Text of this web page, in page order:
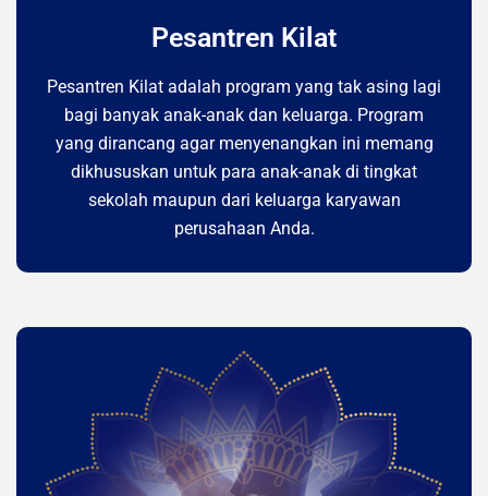
Pesantren Kilat
Pesantren Kilat adalah program yang tak asing lagi
bagi banyak anak-anak dan keluarga. Program
yang dirancang agar menyenangkan ini memang
dikhususkan untuk para anak-anak di tingkat
sekolah maupun dari keluarga karyawan
perusahaan Anda.